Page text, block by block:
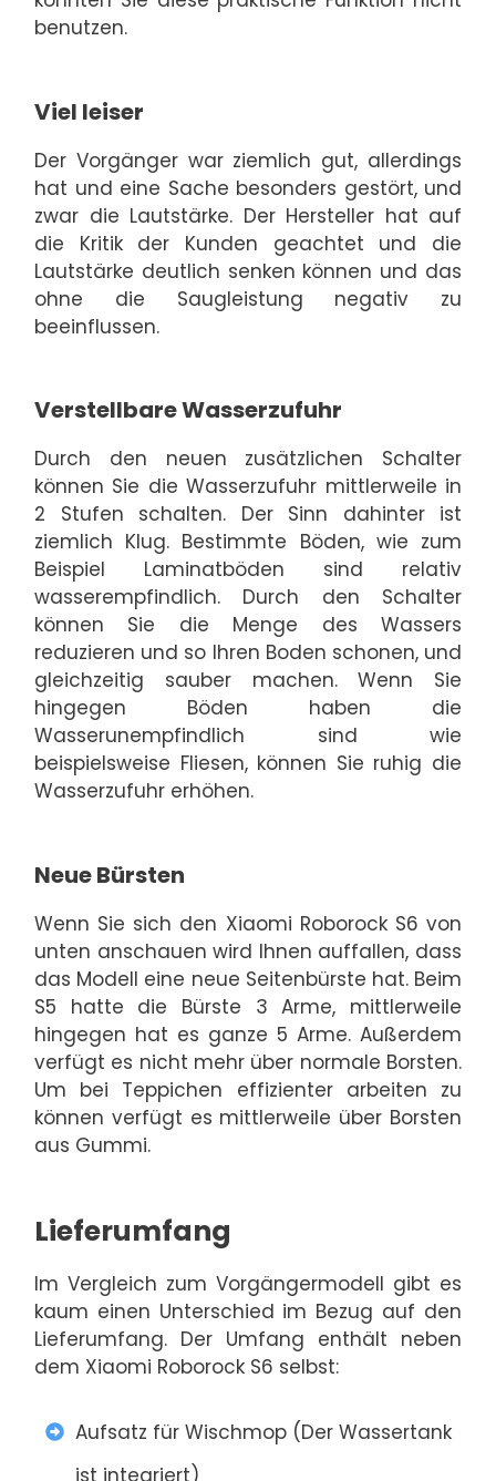
benutzen.
Viel leiser
Der Vorgänger war ziemlich gut, allerdings
hat und eine Sache besonders gestört, und
zwar die Lautstärke. Der Hersteller hat auf
die Kritik der Kunden geachtet und die
Lautstärke deutlich senken können und das
ohne die Saugleistung negativ zu
beeinflussen.
Verstellbare Wasserzufuhr
Durch den neuen zusätzlichen Schalter
können Sie die Wasserzufuhr mittlerweile in
2 Stufen schalten. Der Sinn dahinter ist
ziemlich Klug. Bestimmte Böden, wie zum
Beispiel Laminatböden sind relativ
wasserempfindlich. Durch den Schalter
können Sie die Menge des Wassers
reduzieren und so Ihren Boden schonen, und
gleichzeitig sauber machen. Wenn Sie
hingegen Böden haben die
Wasserunempfindlich sind wie
beispielsweise Fliesen, können Sie ruhig die
Wasserzufuhr erhöhen.
Neue Bürsten
Wenn Sie sich den Xiaomi Roborock S6 von
unten anschauen wird Ihnen auffallen, dass
das Modell eine neue Seitenbürste hat. Beim
S5 hatte die Bürste 3 Arme, mittlerweile
hingegen hat es ganze 5 Arme. Außerdem
verfügt es nicht mehr über normale Borsten.
Um bei Teppichen effizienter arbeiten zu
können verfügt es mittlerweile über Borsten
aus Gummi.
Lieferumfang
Im Vergleich zum Vorgängermodell gibt es
kaum einen Unterschied im Bezug auf den
Lieferumfang. Der Umfang enthält neben
dem Xiaomi Roborock S6 selbst:
Aufsatz für Wischmop (Der Wassertank
ist integriert)